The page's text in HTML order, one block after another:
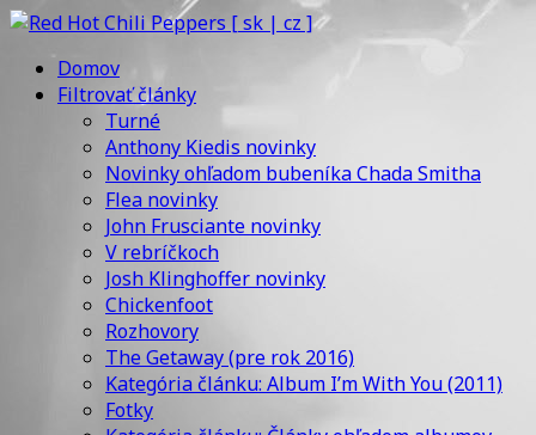
Domov
Filtrovať články
Turné
Anthony Kiedis novinky
Novinky ohľadom bubeníka Chada Smitha
Flea novinky
John Frusciante novinky
V rebríčkoch
Josh Klinghoffer novinky
Chickenfoot
Rozhovory
The Getaway (pre rok 2016)
Kategória článku: Album I’m With You (2011)
Fotky